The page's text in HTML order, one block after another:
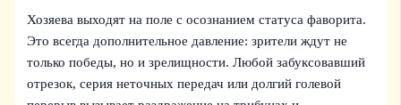
Хозяева выходят на поле с осознанием статуса фаворита.
Это всегда дополнительное давление: зрители ждут не
только победы, но и зрелищности. Любой забуксовавший
отрезок, серия неточных передач или долгий голевой